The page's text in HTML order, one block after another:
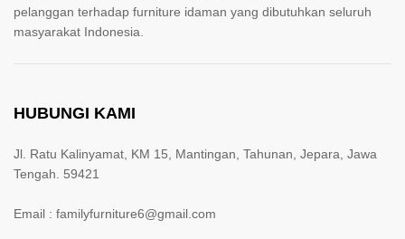
pelanggan terhadap furniture idaman yang dibutuhkan seluruh
masyarakat Indonesia.
HUBUNGI KAMI
Jl. Ratu Kalinyamat, KM 15, Mantingan, Tahunan, Jepara, Jawa
Tengah. 59421
Email : familyfurniture6@gmail.com